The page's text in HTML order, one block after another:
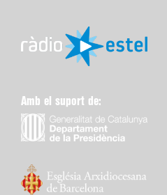
Amb el suport de: